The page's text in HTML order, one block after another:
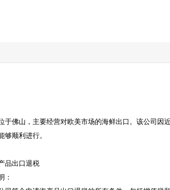
于佛山，主要经营对欧美市场的海鲜出口。该公司
够顺利进行。
品出口退税
：